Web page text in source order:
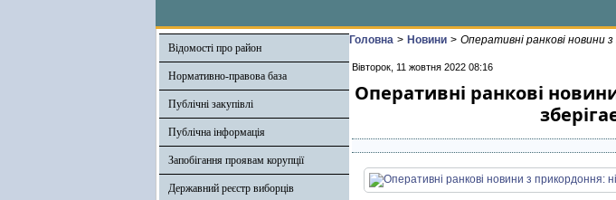
Відомості про район
Нормативно-правова база
Публічні закупівлі
Публічна інформація
Запобігання проявам корупції
Державний реєстр виборців
Головна > Новини > Оперативні ранкові новини
Вівторок, 11 жовтня 2022 08:16
Оперативні ранкові